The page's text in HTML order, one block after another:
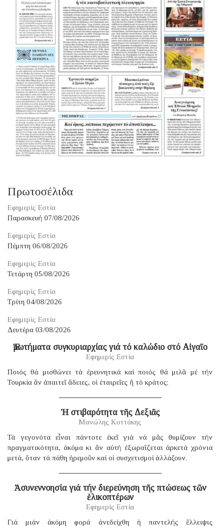
Πρωτοσέλιδα
Εφημερίς Εστία
Παρασκευή 07/08/2026
Εφημερίς Εστία
Πέμπτη 06/08/2026
Εφημερίς Εστία
Τετάρτη 05/08/2026
Εφημερίς Εστία
Τρίτη 04/08/2026
Εφημερίς Εστία
Δευτέρα 03/08/2026
Ἐρωτήματα συγκυριαρχίας γιά τό καλώδιο στό Αἰγαῖο
Εφημερίς Εστία
Ποιός θά μισθώνει τά ἐρευνητικά καί ποιός θά μιλᾶ μέ τήν
Τουρκία ἄν ἀπαιτεῖ ἄδειες, οἱ ἑταιρεῖες ἤ τό κράτος;
Ἡ στιβαρότητα τῆς Δεξιᾶς
Μανώλης Κοττάκης
Τά γεγονότα εἶναι πάντοτε ἐκεῖ γιά νά μᾶς θυμίζουν τήν
πραγματικότητα, ἀκόμα κι ἄν αὐτή ἐξωραΐζεται ἀρκετά χρόνια
μετά, ὅταν τά πάθη ἠρεμοῦν καί οἱ συσχετισμοί ἀλλάζουν.
Ἀσυνεννοησία γιά τήν διερεύνηση τῆς πτώσεως τῶν
ἑλικοπτέρων
Εφημερίς Εστία
Γιά μιάν ἀκόμη φορά ἀνεδείχθη ἡ παντελής ἔλλειψις